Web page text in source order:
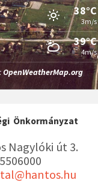
38°C
3m/s
39°C
4m/s
OpenWeatherMap.org
Önkormányzat
Nagylóki út 3.